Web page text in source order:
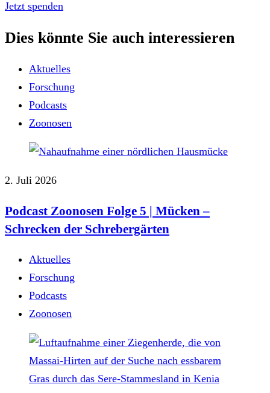
Jetzt spenden
Dies könnte Sie auch interessieren
Aktuelles
Forschung
Podcasts
Zoonosen
2. Juli 2026
Podcast Zoonosen Folge 5 | Mücken ‒
Schrecken der Schrebergärten
Aktuelles
Forschung
Podcasts
Zoonosen